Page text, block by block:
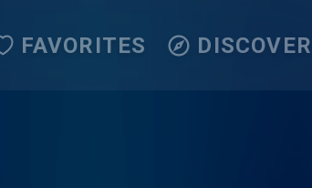
FAVORITES DISCOVER